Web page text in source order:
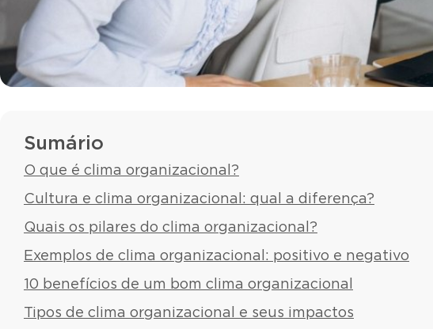
Sumário
O que é clima organizacional?
Cultura e clima organizacional: qual a diferença?
Quais os pilares do clima organizacional?
Exemplos de clima organizacional: positivo e negativo
10 benefícios de um bom clima organizacional
Tipos de clima organizacional e seus impactos